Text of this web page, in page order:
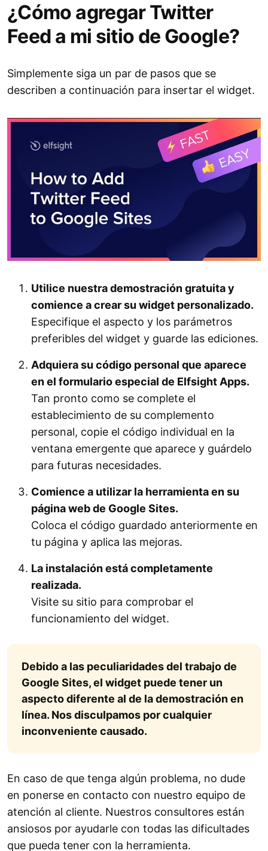
¿Cómo agregar Twitter
Feed a mi sitio de Google?
Simplemente siga un par de pasos que se
describen a continuación para insertar el widget.
Utilice nuestra demostración gratuita y
comience a crear su widget personalizado.
Especifique el aspecto y los parámetros
preferibles del widget y guarde las ediciones.
Adquiera su código personal que aparece
en el formulario especial de Elfsight Apps.
Tan pronto como se complete el
establecimiento de su complemento
personal, copie el código individual en la
ventana emergente que aparece y guárdelo
para futuras necesidades.
Comience a utilizar la herramienta en su
página web de Google Sites.
Coloca el código guardado anteriormente en
tu página y aplica las mejoras.
La instalación está completamente
realizada.
Visite su sitio para comprobar el
funcionamiento del widget.
Debido a las peculiaridades del trabajo de
Google Sites, el widget puede tener un
aspecto diferente al de la demostración en
línea. Nos disculpamos por cualquier
inconveniente causado.
En caso de que tenga algún problema, no dude
en ponerse en contacto con nuestro equipo de
atención al cliente. Nuestros consultores están
ansiosos por ayudarle con todas las dificultades
que pueda tener con la herramienta.